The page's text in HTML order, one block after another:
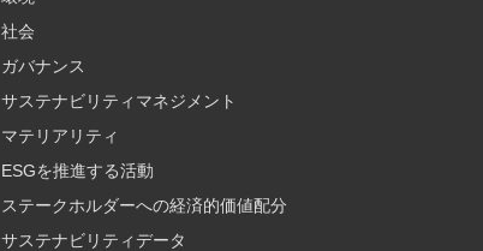
社会
ガバナンス
サステナビリティマネジメント
マテリアリティ
ESGを推進する活動
ステークホルダーへの経済的価値配分
サステナビリティデータ